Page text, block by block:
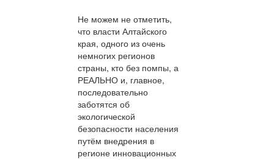
Не можем не отметить,
что власти Алтайского
края, одного из очень
немногих регионов
страны, кто без помпы, а
РЕАЛЬНО и, главное,
последовательно
заботятся об
экологической
безопасности населения
путём внедрения в
регионе инновационных